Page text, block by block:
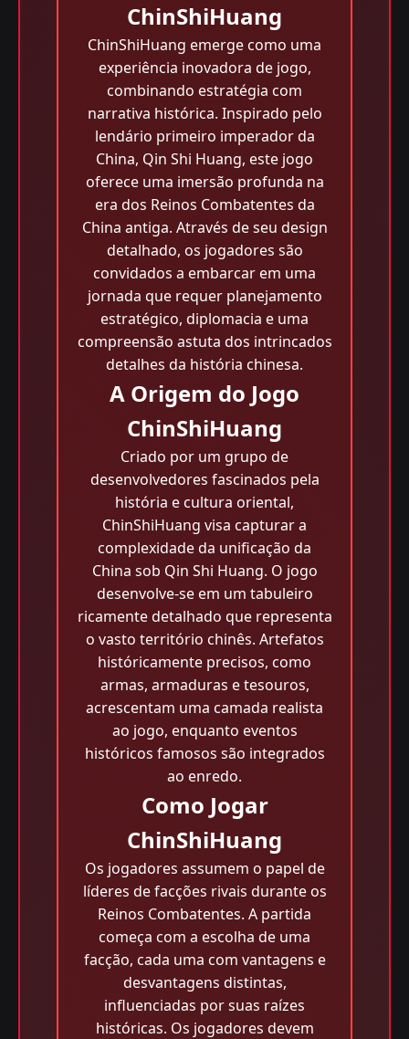
ChinShiHuang
ChinShiHuang emerge como uma
experiência inovadora de jogo,
combinando estratégia com
narrativa histórica. Inspirado pelo
lendário primeiro imperador da
China, Qin Shi Huang, este jogo
oferece uma imersão profunda na
era dos Reinos Combatentes da
China antiga. Através de seu design
detalhado, os jogadores são
convidados a embarcar em uma
jornada que requer planejamento
estratégico, diplomacia e uma
compreensão astuta dos intrincados
detalhes da história chinesa.
A Origem do Jogo
ChinShiHuang
Criado por um grupo de
desenvolvedores fascinados pela
história e cultura oriental,
ChinShiHuang visa capturar a
complexidade da unificação da
China sob Qin Shi Huang. O jogo
desenvolve-se em um tabuleiro
ricamente detalhado que representa
o vasto território chinês. Artefatos
históricamente precisos, como
armas, armaduras e tesouros,
acrescentam uma camada realista
ao jogo, enquanto eventos
históricos famosos são integrados
ao enredo.
Como Jogar
ChinShiHuang
Os jogadores assumem o papel de
líderes de facções rivais durante os
Reinos Combatentes. A partida
começa com a escolha de uma
facção, cada uma com vantagens e
desvantagens distintas,
influenciadas por suas raízes
históricas. Os jogadores devem